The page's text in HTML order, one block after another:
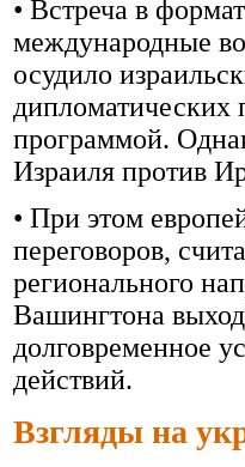
• Встреча в
международные
осудило
дипломатических
программой.
Израиля против
• При этом
переговоров,
регионального
Вашингтона
долговременное
действий.
Взгляды на